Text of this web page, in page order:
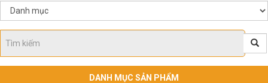
DANH MỤC SẢN PHẨM